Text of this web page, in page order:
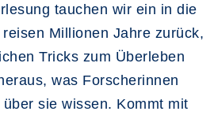
tauchen wir ein in die
Millionen Jahre zurück,
Tricks zum Überleben
was Forscherinnen
sie wissen. Kommt mit